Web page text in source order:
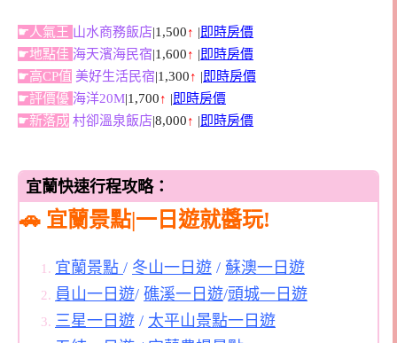
☛人氣王 山水商務飯店|1,500↑ |即時房價
☛地點佳 海天濱海民宿|1,600↑ |即時房價
☛高CP值 美好生活民宿|1,300↑ |即時房價
☛評價優 海洋20M|1,700↑ |即時房價
☛新落成 村卻溫泉飯店|8,000↑ |即時房價
宜蘭快速行程攻略：
🚗 宜蘭景點|一日遊就醬玩!
宜蘭景點 / 冬山一日遊 / 蘇澳一日遊
員山一日遊/ 礁溪一日遊/頭城一日遊
三星一日遊 / 太平山景點一日遊